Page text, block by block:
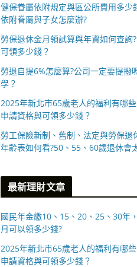
健保眷屬依附規定與區公所費用多少
依附眷屬與子女怎麼辦?
勞保退休金月領試算與年資如何查詢
可領多少錢？
勞退自提6%怎麼算?公司一定要提撥
學？
2025年新北市65歲老人的福利有哪
申請資格與可領多少錢？
勞工保險新制、舊制、法定與勞保退
年齡表如何看?50、55、60歲退休會
最新理財文章
國民年金繳10、15、20、25、30年
月可以領多少錢?
2025年新北市65歲老人的福利有哪
申請資格與可領多少錢？